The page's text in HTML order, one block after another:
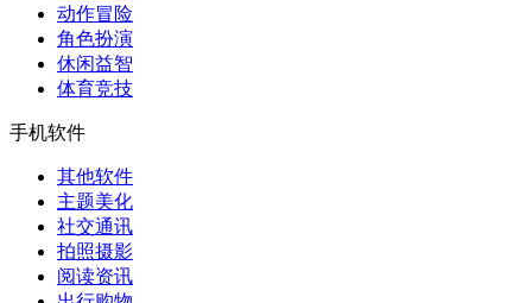
动作冒险
角色扮演
休闲益智
体育竞技
手机软件
其他软件
主题美化
社交通讯
拍照摄影
阅读资讯